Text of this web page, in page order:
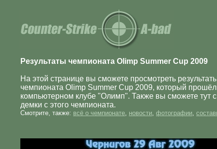
Результаты чемпионата Olimp Summer Cup 2009
На этой странице вы сможете просмотреть
чемпионата Olimp Summer Cup 2009, который
компьютерном клубе "Олимп". Также вы сможете тут
демки с этого чемпионата.
Смотрите, также: всё о чемпионате, новости, фотографии,